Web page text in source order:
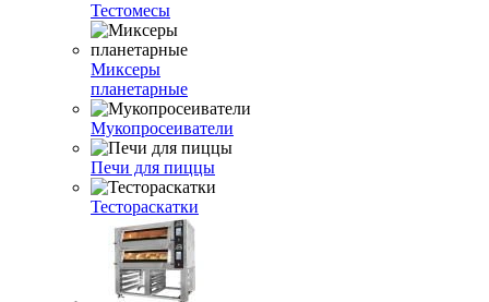
Тестомесы
Миксеры
планетарные
Мукопросеиватели
Печи для пиццы
Тестораскатки